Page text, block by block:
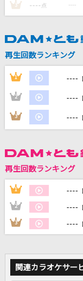
わーるどすたんだ
津吹みゆ
カラ
3 ---- 点 ----
再生回数ランキング
1 ----
2 ----
3 ----
再生回数ランキング
1 ----
2 ----
3 ----
関連カラオケサー